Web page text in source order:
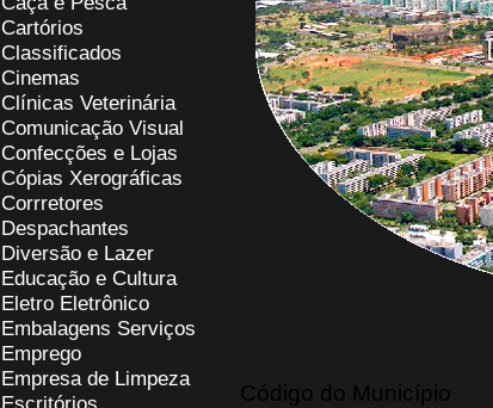
Cartórios
Classificados
Cinemas
Clínicas Veterinária
Comunicação Visual
Confecções e Lojas
Cópias Xerográficas
Corrretores
Despachantes
Diversão e Lazer
Educação e Cultura
Eletro Eletrônico
Embalagens Serviços
Emprego
Empresa de Limpeza
Escritórios
Código do Município